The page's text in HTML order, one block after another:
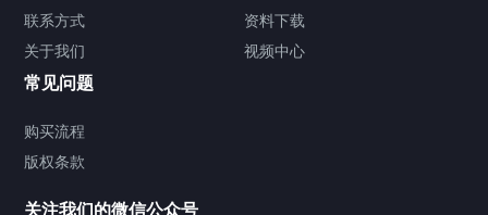
TCU温度控制单元
Chiller气体控温系统
联系方式
关于我们
资料下载
视频中心
常见问题
购买流程
版权条款
关注我们的微信公众号